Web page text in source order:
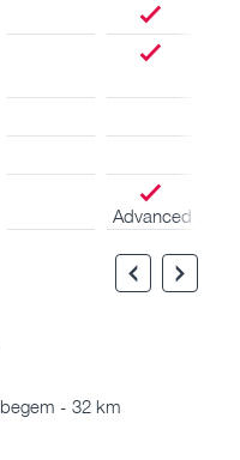
Advanced
- 32 km